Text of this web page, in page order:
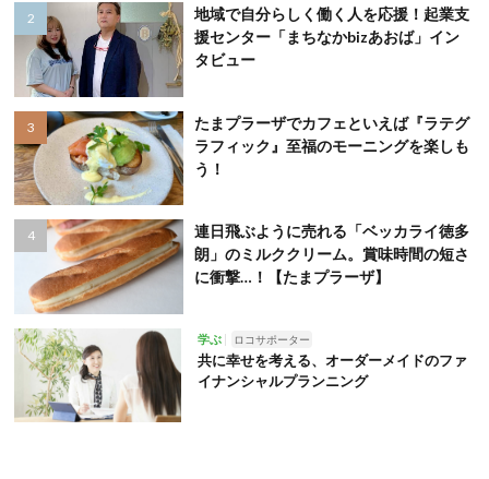
地域で自分らしく働く人を応援！起業支
援センター「まちなかbizあおば」イン
タビュー
たまプラーザでカフェといえば『ラテグ
ラフィック』至福のモーニングを楽しも
う！
連日飛ぶように売れる「ベッカライ徳多
朗」のミルククリーム。賞味時間の短さ
に衝撃…！【たまプラーザ】
学ぶ ロコサポーター
共に幸せを考える、オーダーメイドのファ
イナンシャルプランニング